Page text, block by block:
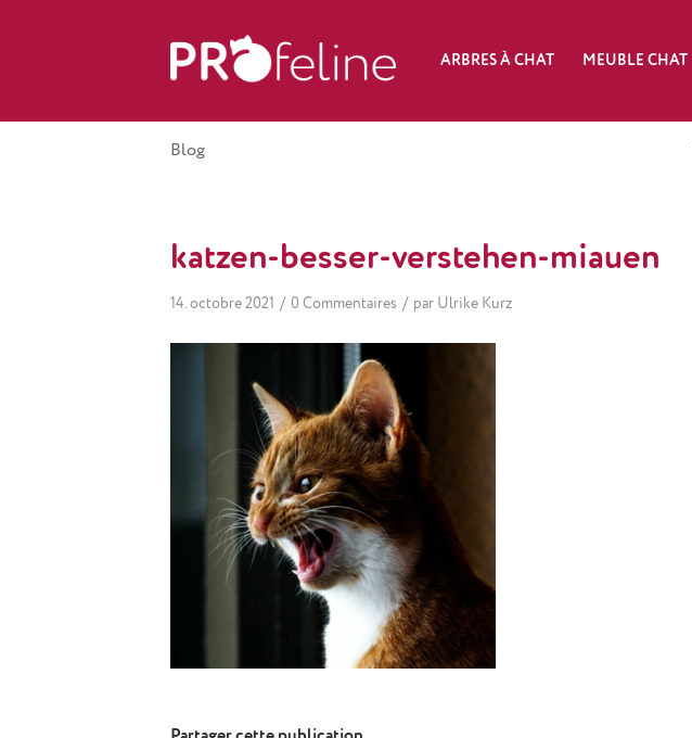
ARBRES À CHAT MEUBLE CHAT
Blog
katzen-besser-verstehen-miauen
14. octobre 2021 / 0 Commentaires / par Ulrike Kurz